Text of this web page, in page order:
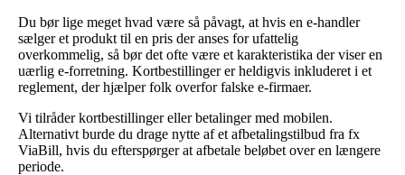
Du bør lige meget hvad være så påvagt, at hvis en e-handler
sælger et produkt til en pris der anses for ufattelig
overkommelig, så bør det ofte være et karakteristika der viser en
uærlig e-forretning. Kortbestillinger er heldigvis inkluderet i et
reglement, der hjælper folk overfor falske e-firmaer.
Vi tilråder kortbestillinger eller betalinger med mobilen.
Alternativt burde du drage nytte af et afbetalingstilbud fra fx
ViaBill, hvis du efterspørger at afbetale beløbet over en længere
periode.